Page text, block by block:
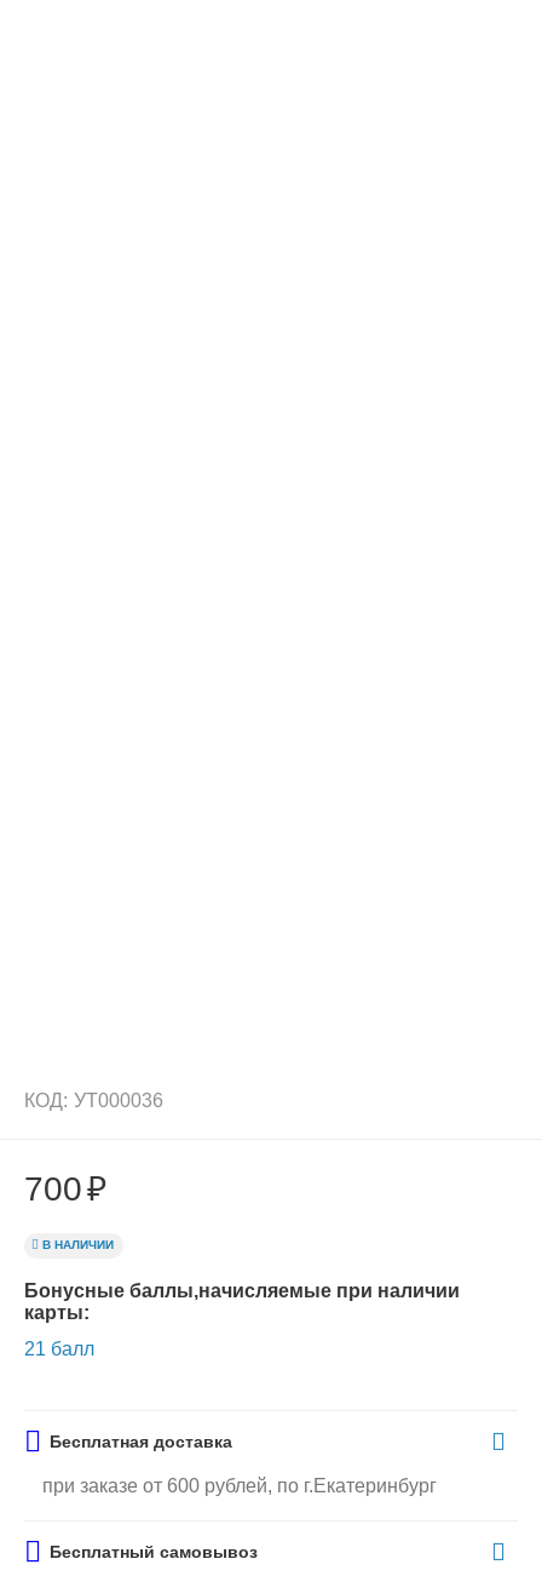
КОД: УТ000036
700₽
В НАЛИЧИИ
Бонусные баллы,начисляемые при наличии
карты:
21 балл
Бесплатная доставка
при заказе от 600 рублей, по г.Екатеринбург
Бесплатный самовывоз